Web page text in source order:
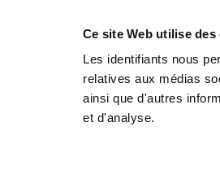
Ce site Web utilise des
Les identifiants nous
relatives aux médias
ainsi que d'autres
et d'analyse.